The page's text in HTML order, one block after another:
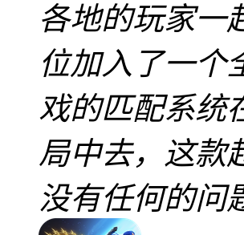
各地的玩家一
位加入了一个
戏的匹配系统
局中去，这款
没有任何的问